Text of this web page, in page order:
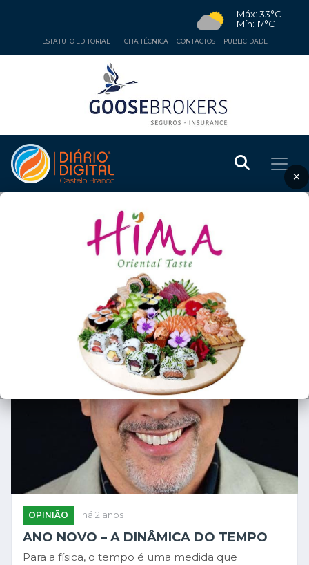
Máx: 33°C
Mín: 17°C
ESTATUTO EDITORIAL FICHA TÉCNICA CONTACTOS PUBLICIDADE
×
OPINIÃO há 2 anos
ANO NOVO – A DINÂMICA DO TEMPO
Para a física, o tempo é uma medida que